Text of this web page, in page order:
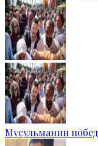
Мусульманин